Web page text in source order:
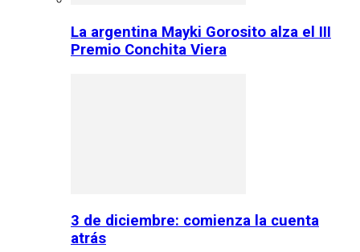
La argentina Mayki Gorosito alza el III
Premio Conchita Viera
3 de diciembre: comienza la cuenta
atrás